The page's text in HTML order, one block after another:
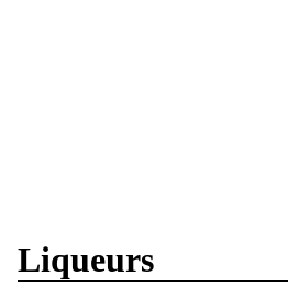
Liqueurs